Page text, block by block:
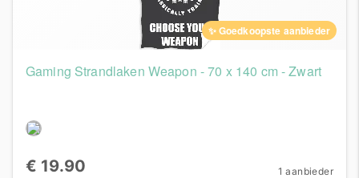
✨ Goedkoopste aanbieder
Gaming Strandlaken Weapon - 70 x 140 cm - Zwart
€ 19.90 1 aanbieder